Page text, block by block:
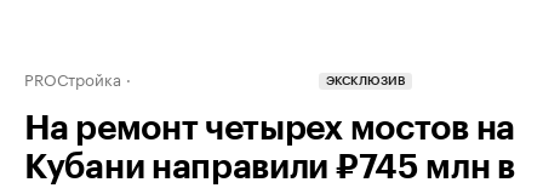
PROСтройка ЭКСКЛЮЗИВ
На ремонт четырех мостов на
Кубани направили ₽745 млн в